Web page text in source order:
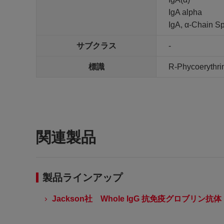
IgA alpha
IgA, α-Chain
サブクラス -
標識 R-
関連製品
製品ラインアップ
Jackson社 Whole IgG 抗免疫グロブリン抗体